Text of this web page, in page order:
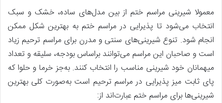
معمولا شیرینی مراسم ختم از بین مدل‌های ساده، خشک و سبک
انتخاب می‌شود تا پذیرایی در مراسم ختم به بهترین شکل ممکن
انجام شود. تنوع شیرینی‌های سنتی و مدرن برای مراسم ترحیم زیاد
است و صاحبان این مراسم می‌توانند براساس بودجه، سلیقه و تعداد
میهمانان خود شیرینی مناسب را انتخاب کنند. به‌جز خرما و حلوا که
پای ثابت میز پذیرایی در مراسم ترحیم است به‌صورت کلی بهترین
شیرینی‌ها برای مراسم ختم عبارت‌اند از: